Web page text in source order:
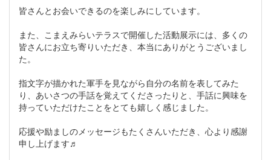
皆さんとお会いできるのを楽しみにしています。
また、こまえみらいテラスで開催した活動展示には、多くの
皆さんにお立ち寄りいただき、本当にありがとうございまし
た。
指文字が描かれた軍手を見ながら自分の名前を表してみた
り、あいさつの手話を覚えてくださったりと、手話に興味を
持っていただけたことをとても嬉しく感じました。
応援や励ましのメッセージもたくさんいただき、心より感謝
申し上げます♬